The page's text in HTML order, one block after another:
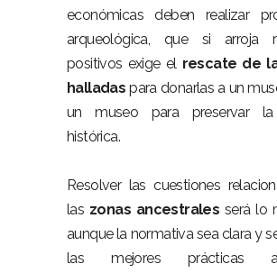
económicas deben realizar
arqueológica, que si arroja
positivos exige el rescate de
halladas para donarlas a un
un museo para preservar la
histórica.
Resolver las cuestiones
las zonas ancestrales será lo
aunque la normativa sea clara y
las mejores prácticas